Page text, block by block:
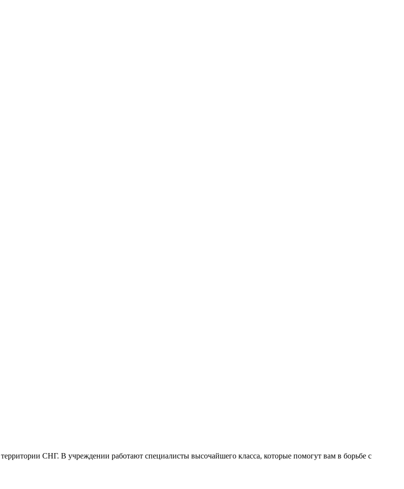
СНГ. В учреждении работают специалисты высочайшего класса, которые помогут вам в борьбе с